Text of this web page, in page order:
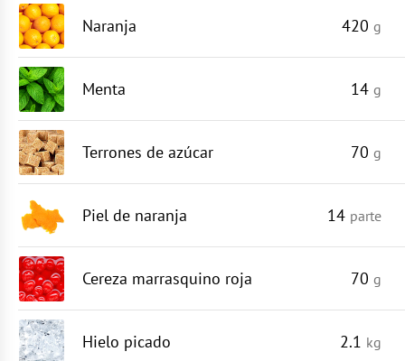
Naranja 420 g
Menta 14 g
Terrones de azúcar 70 g
Piel de naranja 14 parte
Cereza marrasquino roja 70 g
Hielo picado 2.1 kg